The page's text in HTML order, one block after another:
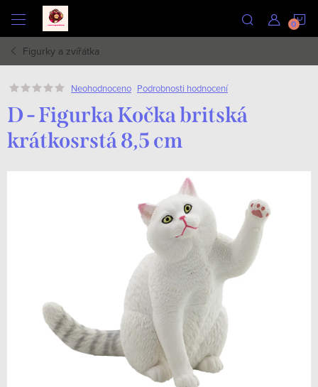
obsah
Figurky a zvířátka
Neohodnoceno Podrobnosti hodnocení
D - Figurka Kočka britská
krátkosrstá 8,5 cm